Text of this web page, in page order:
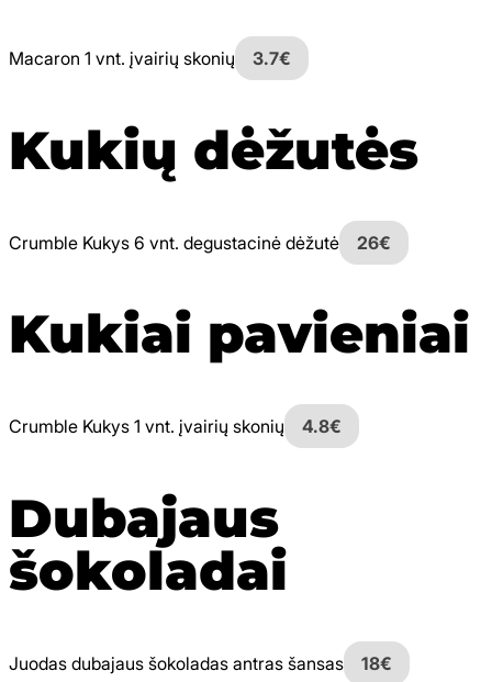
Macaron 1 vnt. įvairių skonių 3.7€
Kukių dėžutės
Crumble Kukys 6 vnt. degustacinė dėžutė 26€
Kukiai pavieniai
Crumble Kukys 1 vnt. įvairių skonių 4.8€
Dubajaus
šokoladai
Juodas dubajaus šokoladas antras šansas
18€